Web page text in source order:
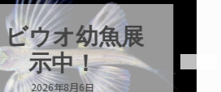
ウオ幼魚展
示中！
2026年8月6日